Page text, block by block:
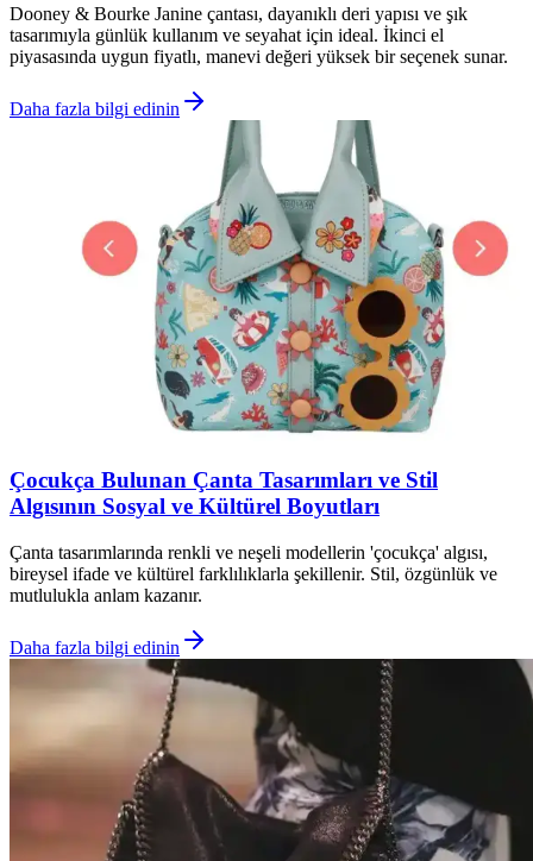
Dooney & Bourke Janine çantası, dayanıklı deri yapısı ve şık
tasarımıyla günlük kullanım ve seyahat için ideal. İkinci el
piyasasında uygun fiyatlı, manevi değeri yüksek bir seçenek sunar.
Daha fazla bilgi edinin
Çocukça Bulunan Çanta Tasarımları ve Stil
Algısının Sosyal ve Kültürel Boyutları
Çanta tasarımlarında renkli ve neşeli modellerin 'çocukça' algısı,
bireysel ifade ve kültürel farklılıklarla şekillenir. Stil, özgünlük ve
mutlulukla anlam kazanır.
Daha fazla bilgi edinin